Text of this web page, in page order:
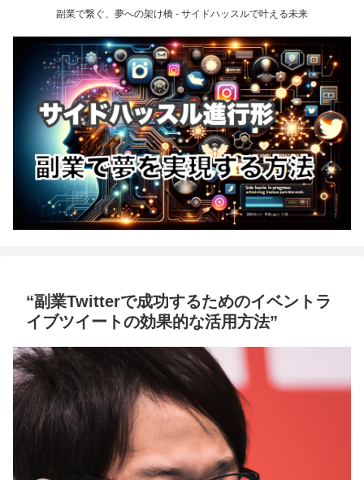
副業で繋ぐ、夢への架け橋 - サイドハッスルで叶える未来
“副業Twitterで成功するためのイベントラ
イブツイートの効果的な活用方法”